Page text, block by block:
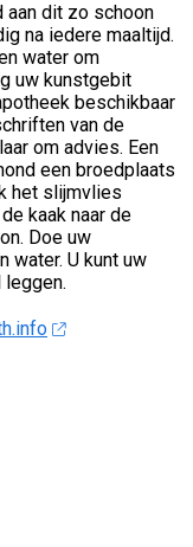
aan dit zo schoon
na iedere maaltijd.
water om
uw kunstgebit
beschikbaar
van de
om advies. Een
een broedplaats
het slijmvlies
kaak naar de
Doe uw
water. U kunt uw